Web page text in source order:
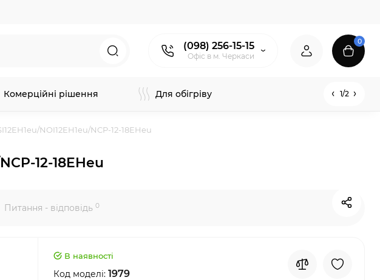
(098) 256-15-15
Офіс в м. Черкаси
0
Комерційні рішення Для обігріву 1/2
NOI12EH1eu/NCP-12-18EHeu
12-18EHeu
Питання - відповідь 0
В наявності
Код моделі: 1979